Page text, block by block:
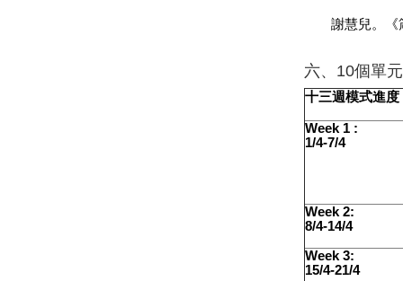
謝慧兒。《
六、 10個單
十三週模式進度
Week 1 :
1/4-7/4
Week 2:
8/4-14/4
Week 3:
15/4-21/4